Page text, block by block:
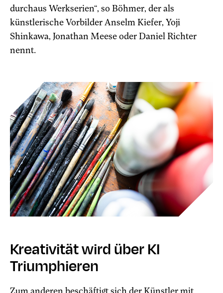
durchaus Werkserien“, so Böhmer, der als
künstlerische Vorbilder Anselm Kiefer, Yoji
Shinkawa, Jonathan Meese oder Daniel Richter
nennt.
Kreativität wird über KI
Triumphieren